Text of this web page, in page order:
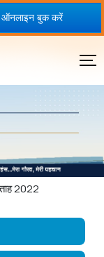
ऑनलाइन बुक करें
2022